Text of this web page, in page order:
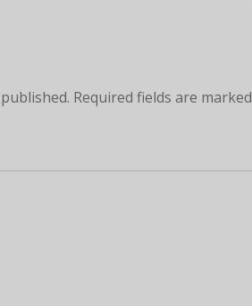
Required fields are marked